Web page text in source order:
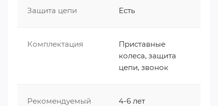
Защита цепи Есть
Комплектация
Приставные
колеса, защита
цепи, звонок
Рекомендуемый
4-6 лет